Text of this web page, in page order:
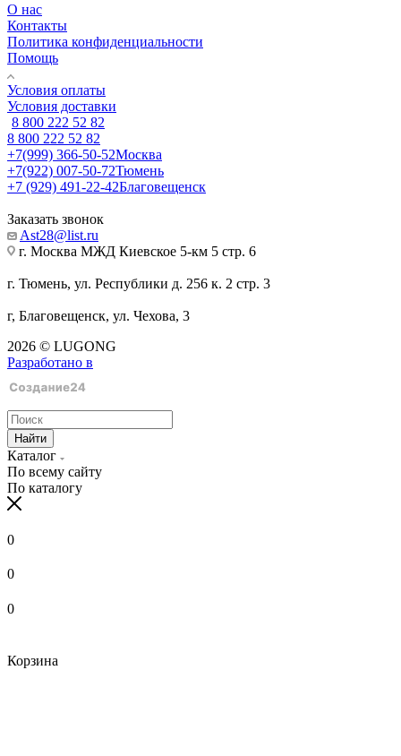
О нас
Контакты
Политика конфиденциальности
Помощь
Условия оплаты
Условия доставки
8 800 222 52 82
8 800 222 52 82
+7(999) 366-50-52Москва
+7(922) 007-50-72Тюмень
+7 (929) 491-22-42Благовещенск
Заказать звонок
Ast28@list.ru
г. Москва МЖД Киевское 5-км 5 стр. 6
г. Тюмень, ул. Республики д. 256 к. 2 стр. 3
г, Благовещенск, ул. Чехова, 3
2026 © LUGONG
Разработано в
Найти
Каталог
По всему сайту
По каталогу
0
0
0
Корзина